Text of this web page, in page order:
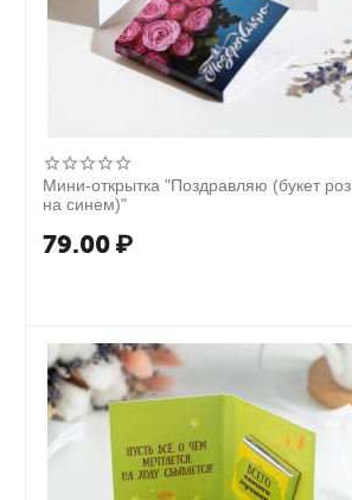
Мини-открытка "Поздравляю (букет роз
на синем)"
79.00 ₽